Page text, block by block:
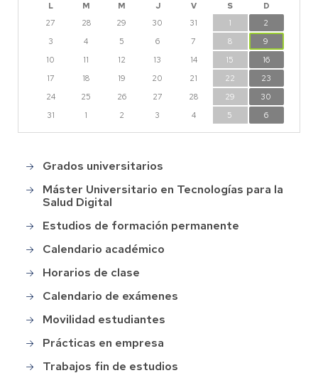
L M M J V S
D
27
28 29 30 31 1
2
3
4 5 6 7 8
9
10
11 12 13 14 15
16
17
18 19 20 21 22
23
24
25 26 27 28 29
30
31
1 2 3 4 5 6
Main
menu
Grados universitarios
Máster Universitario en Tecnologías para la
Salud Digital
Estudios de formación permanente
Calendario académico
Horarios de clase
Calendario de exámenes
Movilidad estudiantes
Prácticas en empresa
Trabajos fin de estudios